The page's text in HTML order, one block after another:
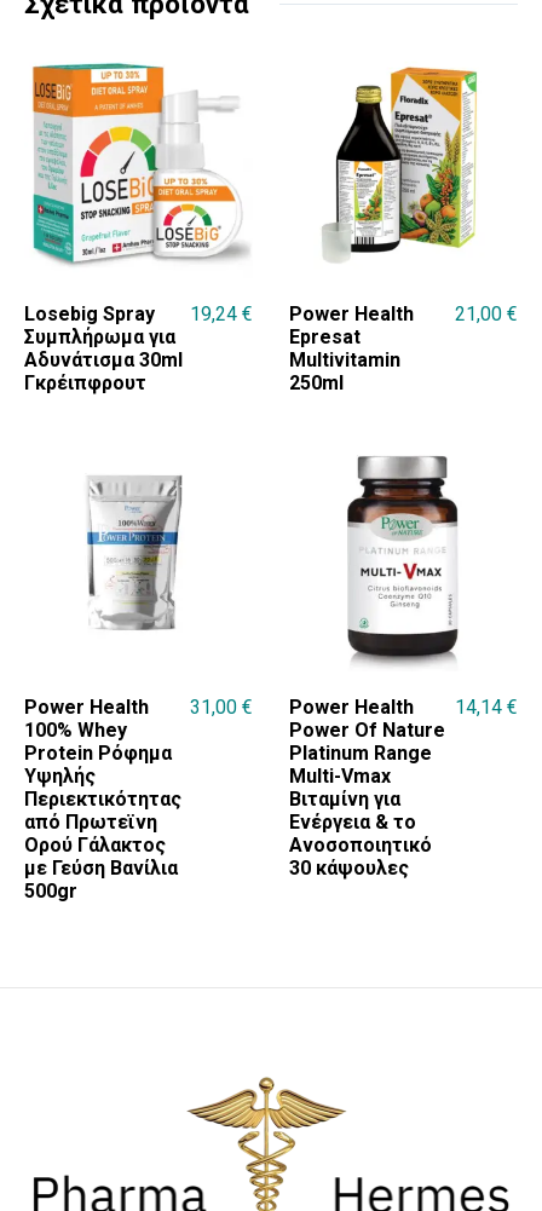
Losebig Spray
Συμπλήρωμα για
Αδυνάτισμα 30ml
Γκρέιπφρουτ
19,24 €
Power Health
Epresat
Multivitamin
250ml
21,00 €
Power Health
100% Whey
Protein Ρόφημα
Υψηλής
Περιεκτικότητας
από Πρωτεϊνη
Ορού Γάλακτος
με Γεύση Βανίλια
500gr
31,00 €
Power Health
Power Of Nature
Platinum Range
Multi-Vmax
Βιταμίνη για
Ενέργεια & το
Ανοσοποιητικό
30 κάψουλες
14,14 €